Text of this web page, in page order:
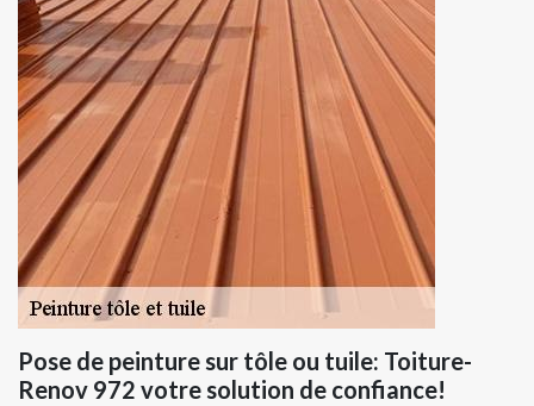
Pose de peinture sur tôle ou tuile: Toiture-
Renov 972 votre solution de confiance!